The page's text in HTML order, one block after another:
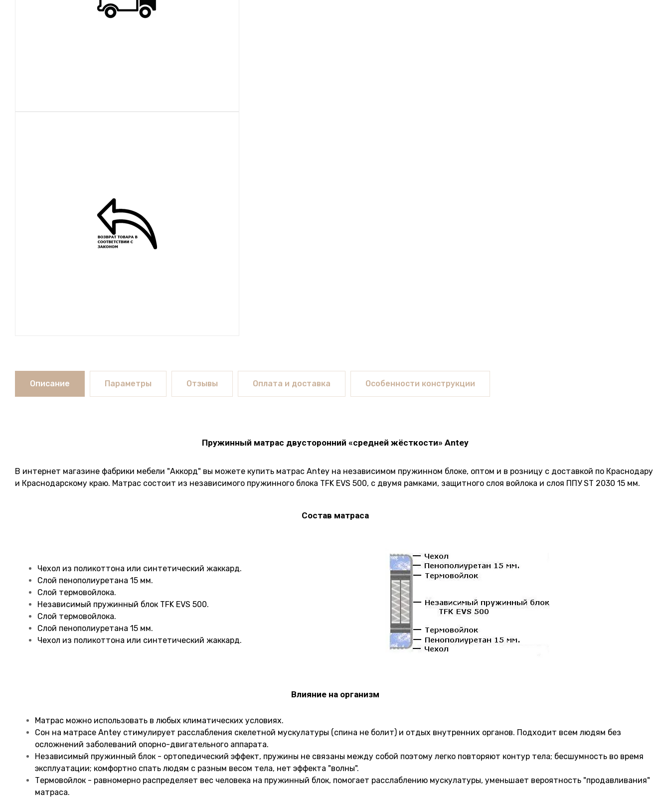
Описание Параметры Отзывы Оплата и доставка Особенности конструкции
Пружинный матрас двусторонний «средней жёсткости» Antey
В интернет магазине фабрики мебели "Аккорд" вы можете купить матрас Antey на независимом пружинном блоке, оптом и в розницу с доставкой по Краснодару
и Краснодарскому краю. Матрас состоит из независимого пружинного блока TFK EVS 500, с двумя рамками, защитного слоя войлока и слоя ППУ ST 2030 15 мм.
Состав матраса
Чехол из поликоттона или синтетический жаккард.
Слой пенополиуретана 15 мм.
Слой термовойлока.
Независимый пружинный блок TFK EVS 500.
Слой термовойлока.
Слой пенополиуретана 15 мм.
Чехол из поликоттона или синтетический жаккард.
Влияние на организм
Матрас можно использовать в любых климатических условиях.
Сон на матрасе Antey стимулирует расслабления скелетной мускулатуры (спина не болит) и отдых внутренних органов. Подходит всем людям без
осложнений заболеваний опорно-двигательного аппарата.
Независимый пружинный блок - ортопедический эффект, пружины не связаны между собой поэтому легко повторяют контур тела; бесшумность во время
эксплуатации; комфортно спать людям с разным весом тела, нет эффекта "волны".
Термовойлок - равномерно распределяет вес человека на пружинный блок, помогает расслаблению мускулатуры, уменьшает вероятность "продавливания"
матраса.